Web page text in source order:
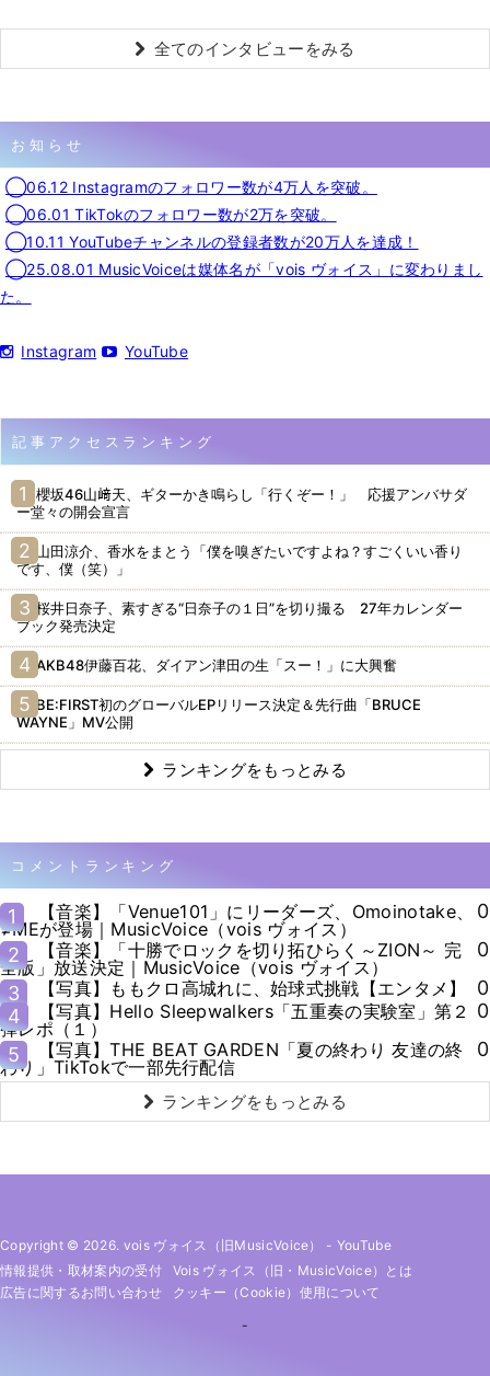
全てのインタビューをみる
お知らせ
◯06.12 Instagramのフォロワー数が4万人を突破。
◯06.01 TikTokのフォロワー数が2万を突破。
◯10.11 YouTubeチャンネルの登録者数が20万人を達成！
◯25.08.01 MusicVoiceは媒体名が「vois ヴォイス」に変わりまし
た。
Instagram YouTube
記事アクセスランキング
櫻坂46山﨑天、ギターかき鳴らし「行くぞー！」 応援アンバサダ
ー堂々の開会宣言
山田涼介、香水をまとう「僕を嗅ぎたいですよね？すごくいい香り
です、僕（笑）」
桜井日奈子、素すぎる“日奈子の１日”を切り撮る 27年カレンダー
ブック発売決定
AKB48伊藤百花、ダイアン津田の生「スー！」に大興奮
BE:FIRST初のグローバルEPリリース決定＆先行曲「BRUCE
WAYNE」MV公開
ランキングをもっとみる
コメントランキング
1
【音楽】「Venue101」にリーダーズ、Omoinotake、
≠MEが登場｜MusicVoice（vois ヴォイス）
0
2
【音楽】「十勝でロックを切り拓ひらく～ZION～ 完
全版」放送決定｜MusicVoice（vois ヴォイス）
0
3
【写真】ももクロ高城れに、始球式挑戦【エンタメ】
0
4
【写真】Hello Sleepwalkers「五重奏の実験室」第２
弾レポ（１）
0
5
【写真】THE BEAT GARDEN「夏の終わり 友達の終
わり」TikTokで一部先行配信
0
ランキングをもっとみる
Copyright © 2026. vois ヴォイス（旧MusicVoice） - YouTube
情報提供・取材案内の受付
Vois ヴォイス（旧・MusicVoice）とは
広告に関するお問い合わせ
クッキー（cookie）使用について
-